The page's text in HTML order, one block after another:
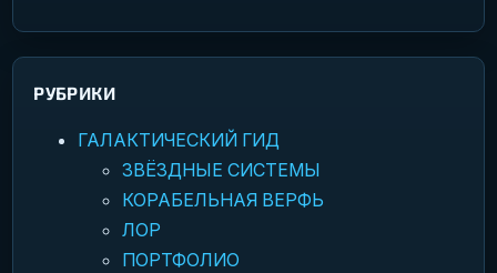
РУБРИКИ
ГАЛАКТИЧЕСКИЙ ГИД
ЗВЁЗДНЫЕ СИСТЕМЫ
КОРАБЕЛЬНАЯ ВЕРФЬ
ЛОР
ПОРТФОЛИО